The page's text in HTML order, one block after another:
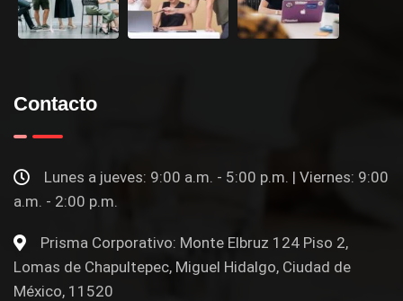
Contacto
Lunes a jueves: 9:00 a.m. - 5:00 p.m. | Viernes: 9:00
a.m. - 2:00 p.m.
Prisma Corporativo: Monte Elbruz 124 Piso 2,
Lomas de Chapultepec, Miguel Hidalgo, Ciudad de
México, 11520